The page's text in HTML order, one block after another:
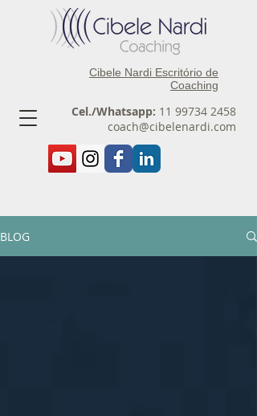
Cel./Whatsapp: 11 99734 2458
coach@cibelenardi.com
Cibele Nardi Escritório de
Coaching
BLOG